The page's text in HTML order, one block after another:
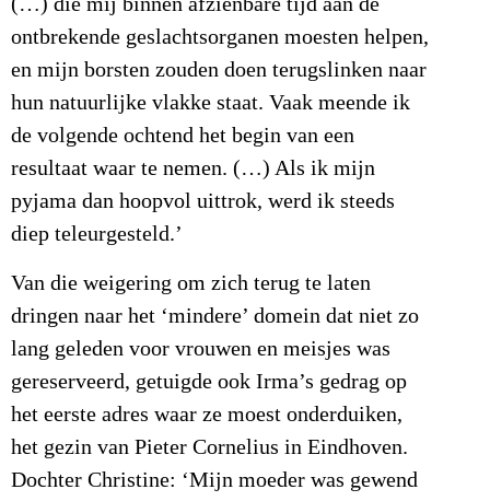
ontbrekende geslachtsorganen moesten helpen,
en mijn borsten zouden doen terugslinken naar
hun natuurlijke vlakke staat. Vaak meende ik
de volgende ochtend het begin van een
resultaat waar te nemen. (…) Als ik mijn
pyjama dan hoopvol uittrok, werd ik steeds
diep teleurgesteld.’
Van die weigering om zich terug te laten
dringen naar het ‘mindere’ domein dat niet zo
lang geleden voor vrouwen en meisjes was
gereserveerd, getuigde ook Irma’s gedrag op
het eerste adres waar ze moest onderduiken,
het gezin van Pieter Cornelius in Eindhoven.
Dochter Christine: ‘Mijn moeder was gewend